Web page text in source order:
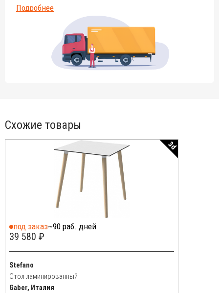
Подробнее
Схожие товары
3d
под заказ~90 раб. дней
39 580 ₽
Stefano
Стол ламинированный
Gaber, Италия